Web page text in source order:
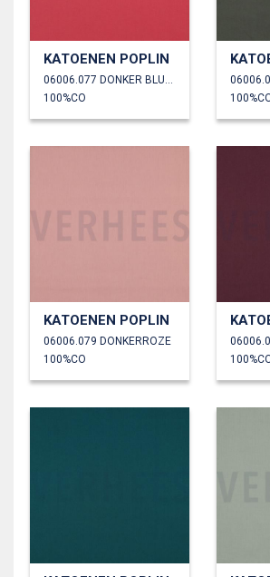
KATOENEN POPLIN
06006.077 DONKER BLUSH
100%CO
KATOENEN POPLIN
06006.079 DONKERROZE
100%CO